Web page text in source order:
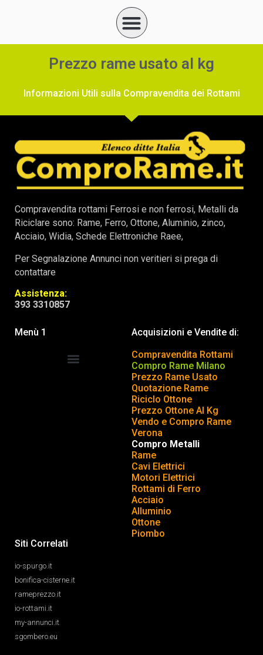
Prezzo rame usato al kg
Informazioni Utili sulla Compravendita dei Rottami
Compravendita rottami Ferrosi e non ferrosi, Metalli da
Riciclare sono: Rame, Ferro, Ottone, Aluminio, zinco,
Acciaio, Widia, Schede Elettroniche Raee,
Per Segnalazione Annunci non veritieri si prega di
contattare
Assistenza:
393 3310857
Menù 1
Acquisizioni e Vendite di:
Compravendita Rottami
Compro Rame Milano
Prezzo Rame Usato
Quotazione Rame
Riciclo Ottone
Prezzo Ottone Al Kg
Vendo e Compro Rame
Verona
Compro Metalli
Rame
Cavi Elettrici
Motori Elettrici
Rottami di Ferro
Acciaio
Alluminio
Ottone
Piombo
Siti Correlati
io-spurgo.it
bonifica-cisterne.it
rameprezzo.it
io-rottami.it
my-annunci.it
sgombero.eu